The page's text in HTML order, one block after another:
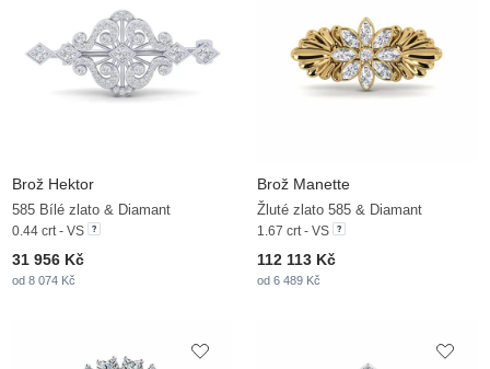
Brož Hektor
585 Bílé zlato & Diamant
0.44 crt - VS
31 956 Kč
od 8 074 Kč
Brož Manette
Žluté zlato 585 & Diamant
1.67 crt - VS
112 113 Kč
od 6 489 Kč